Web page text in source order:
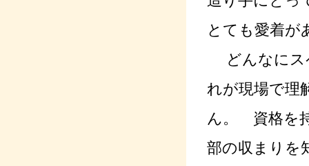
とても愛着が
どんなにス
れが現場で理
ん。 資格を
部の収まりを